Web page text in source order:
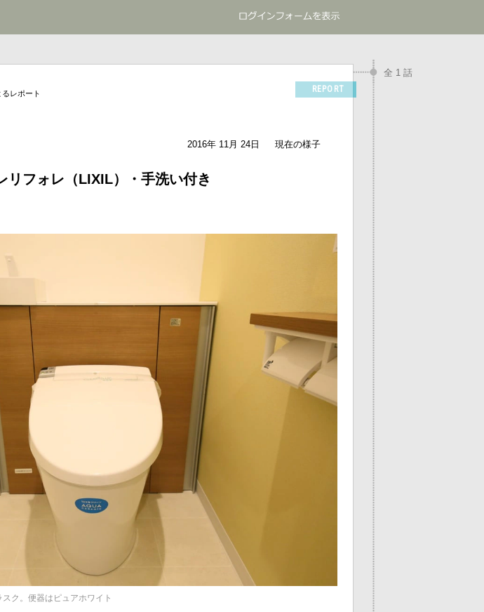
全 1 話
るレポート REPORT
2016年 11月 24日 現在の様子
リフォレ（LIXIL）・手洗い付き
ク。便器はピュアホワイト